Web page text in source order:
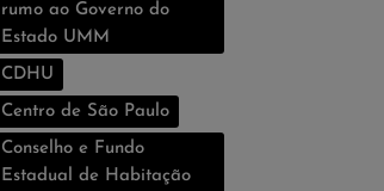
rumo ao Governo do
Estado UMM
CDHU
Centro de São Paulo
Conselho e Fundo
Estadual de Habitação